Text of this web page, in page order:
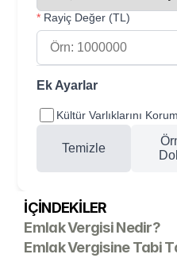
* Rayiç Değer (TL)
Ek Ayarlar
Kültür Varlıklarını
Temizle
İÇİNDEKİLER
Emlak Vergisi Nedir?
Emlak Vergisine Tabi